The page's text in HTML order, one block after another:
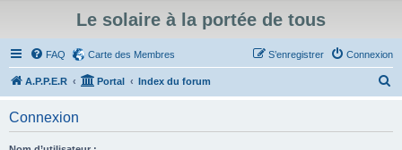
Le solaire à la portée de tous
FAQ Carte des Membres Connexion
S’enregistrer
A.P.P.E.R Portal Index du forum
Connexion